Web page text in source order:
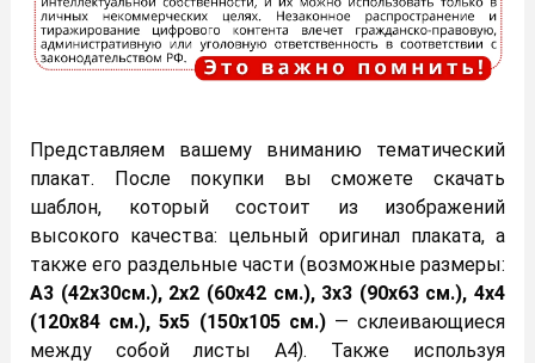
Представляем вашему вниманию тематический
плакат. После покупки вы сможете скачать
шаблон, который состоит из изображений
высокого качества: цельный оригинал плаката, а
также его раздельные части (возможные размеры:
А3 (42х30см.), 2х2 (60х42 см.), 3х3 (90х63 см.), 4х4
(120х84 см.), 5х5 (150х105 см.) — склеивающиеся
между собой листы А4). Также используя